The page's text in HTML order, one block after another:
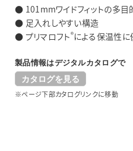
● 101mmワイドフィットの多目
● 足入れしやすい構造
● プリマロフト®による保温性に
製品情報はデジタルカタログで
カタログを見る
※ページ下部カタログリンクに移動